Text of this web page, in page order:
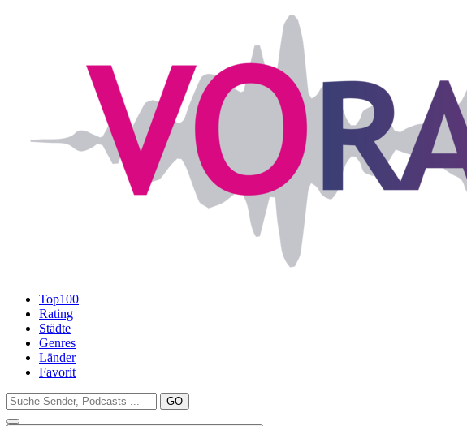
Top100
Rating
Städte
Genres
Länder
Favorit
GO